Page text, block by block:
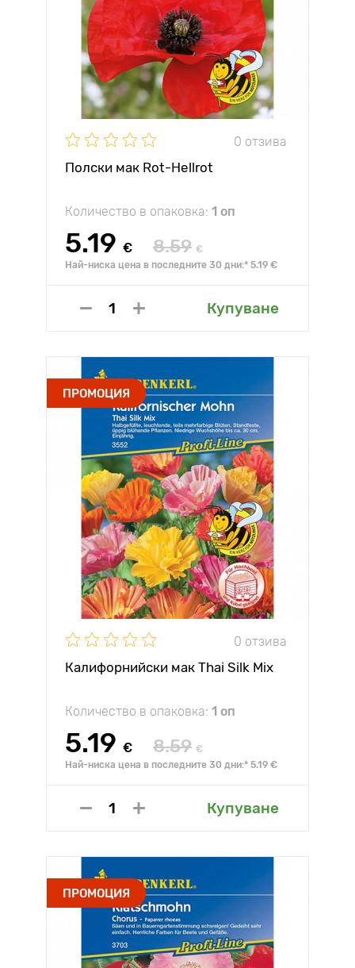
0 отзива
Полски мак Rot-Hellrot
Количество в опаковка: 1 оп
5.19 € 8.59 €
Най-ниска цена в последните 30 дни:* 5.19 €
Купуване
ПРОМОЦИЯ
0 отзива
Калифорнийски мак Thai Silk Mix
Количество в опаковка: 1 оп
5.19 € 8.59 €
Най-ниска цена в последните 30 дни:* 5.19 €
Купуване
ПРОМОЦИЯ